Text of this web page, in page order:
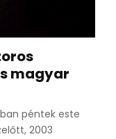
magyar
péntek este
2003